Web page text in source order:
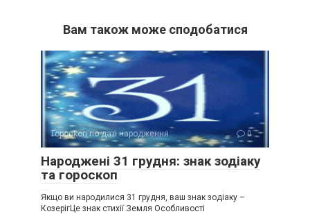
Вам також може сподобатися
Гороскоп по даті народження 0
Народжені 31 грудня: знак зодіаку
та гороскоп
Якщо ви народилися 31 грудня, ваш знак зодіаку –
КозерігЦе знак стихії Земля Особливості